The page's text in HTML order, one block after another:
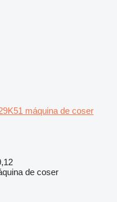
máquina de coser
de coser